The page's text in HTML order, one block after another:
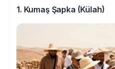
1. Kumaş Şapka (Külah)